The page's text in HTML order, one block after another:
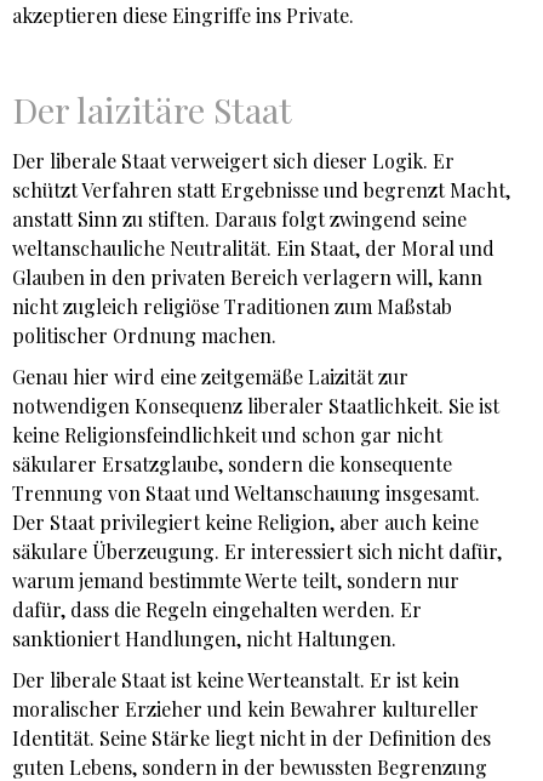
akzeptieren diese Eingriffe ins Private.
Der laizitäre Staat
Der liberale Staat verweigert sich dieser Logik. Er
schützt Verfahren statt Ergebnisse und begrenzt Macht,
anstatt Sinn zu stiften. Daraus folgt zwingend seine
weltanschauliche Neutralität. Ein Staat, der Moral und
Glauben in den privaten Bereich verlagern will, kann
nicht zugleich religiöse Traditionen zum Maßstab
politischer Ordnung machen.
Genau hier wird eine zeitgemäße Laizität zur
notwendigen Konsequenz liberaler Staatlichkeit. Sie ist
keine Religionsfeindlichkeit und schon gar nicht
säkularer Ersatzglaube, sondern die konsequente
Trennung von Staat und Weltanschauung insgesamt.
Der Staat privilegiert keine Religion, aber auch keine
säkulare Überzeugung. Er interessiert sich nicht dafür,
warum jemand bestimmte Werte teilt, sondern nur
dafür, dass die Regeln eingehalten werden. Er
sanktioniert Handlungen, nicht Haltungen.
Der liberale Staat ist keine Werteanstalt. Er ist kein
moralischer Erzieher und kein Bewahrer kultureller
Identität. Seine Stärke liegt nicht in der Definition des
guten Lebens, sondern in der bewussten Begrenzung